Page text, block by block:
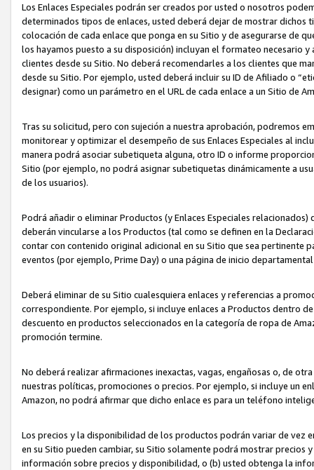
Los Enlaces Especiales podrán ser creados por usted o nosotros
determinados tipos de enlaces, usted deberá dejar de mostrar dichos
colocación de cada enlace que ponga en su Sitio y de asegurarse de
los hayamos puesto a su disposición) incluyan el formateo necesario
clientes desde su Sitio. No deberá recomendarles a los clientes que
desde su Sitio. Por ejemplo, usted deberá incluir su ID de Afiliado o
designar) como un parámetro en el URL de cada enlace a un Sitio de
Tras su solicitud, pero con sujeción a nuestra aprobación, podremos
monitorear y optimizar el desempeño de sus Enlaces Especiales al
manera podrá asociar subetiqueta alguna, otro ID o informe
Sitio (por ejemplo, no podrá asignar subetiquetas dinámicamente a
de los usuarios).
Podrá añadir o eliminar Productos (y Enlaces Especiales
deberán vincularse a los Productos (tal como se definen en la
contar con contenido original adicional en su Sitio que sea pertinente
eventos (por ejemplo, Prime Day) o una página de inicio
Deberá eliminar de su Sitio cualesquiera enlaces y referencias a
correspondiente. Por ejemplo, si incluye enlaces a Productos dentro
descuento en productos seleccionados en la categoría de ropa de
promoción termine.
No deberá realizar afirmaciones inexactas, vagas, engañosas o, de
nuestras políticas, promociones o precios. Por ejemplo, si incluye un
Amazon, no podrá afirmar que dicho enlace es para un teléfono
Los precios y la disponibilidad de los productos podrán variar de vez
en su Sitio pueden cambiar, su Sitio solamente podrá mostrar
información sobre precios y disponibilidad, o (b) usted obtenga la